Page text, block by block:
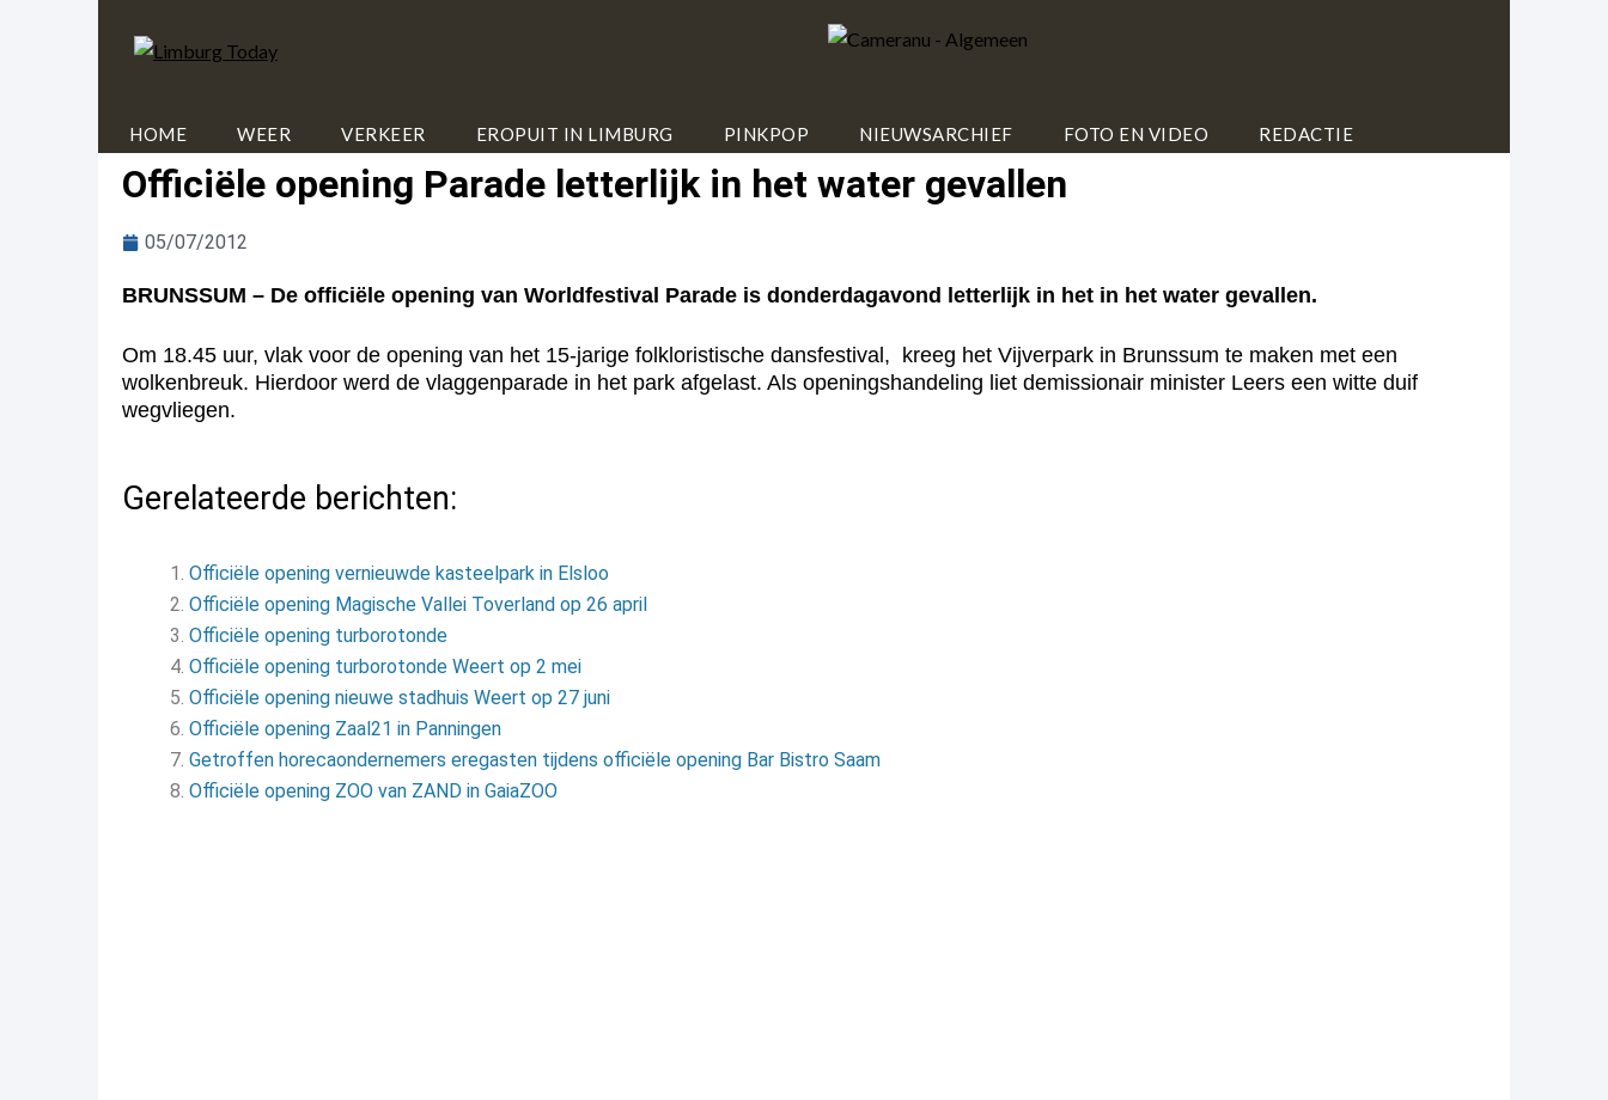
HOME WEER VERKEER EROPUIT IN LIMBURG PINKPOP NIEUWSARCHIEF FOTO EN VIDEO REDACTIE
Officiële opening Parade letterlijk in het water gevallen
05/07/2012
BRUNSSUM – De officiële opening van Worldfestival Parade is donderdagavond letterlijk in het in het water gevallen.
Om 18.45 uur, vlak voor de opening van het 15-jarige folkloristische dansfestival, kreeg het Vijverpark in Brunssum te maken met een
wolkenbreuk. Hierdoor werd de vlaggenparade in het park afgelast. Als openingshandeling liet demissionair minister Leers een witte duif
wegvliegen.
Gerelateerde berichten:
Officiële opening vernieuwde kasteelpark in Elsloo
Officiële opening Magische Vallei Toverland op 26 april
Officiële opening turborotonde
Officiële opening turborotonde Weert op 2 mei
Officiële opening nieuwe stadhuis Weert op 27 juni
Officiële opening Zaal21 in Panningen
Getroffen horecaondernemers eregasten tijdens officiële opening Bar Bistro Saam
Officiële opening ZOO van ZAND in GaiaZOO